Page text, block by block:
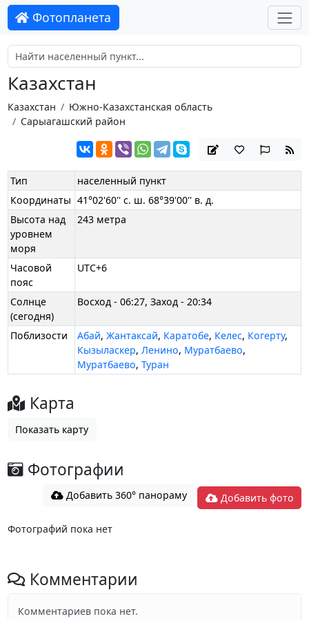
Фотопланета
Казахстан
Казахстан
Южно-Казахстанская область
Сарыагашский район
Тип
населенный пункт
Координаты 41°02'60'' с. ш. 68°39'00'' в. д.
Высота над
уровнем
моря
243 метра
Часовой
пояс
UTC+6
Солнце
(сегодня)
Восход - 06:27, Заход - 20:34
Поблизости Абай,Жантаксай, Каратобе, Келес, Когерту,
Кызыласкер,Ленино, Муратбаево,
Муратбаево,Туран
Карта
Показать карту
Фотографии
Добавить 360° панораму Добавить фото
Фотографий пока нет
Комментарии
Комментариев пока нет.